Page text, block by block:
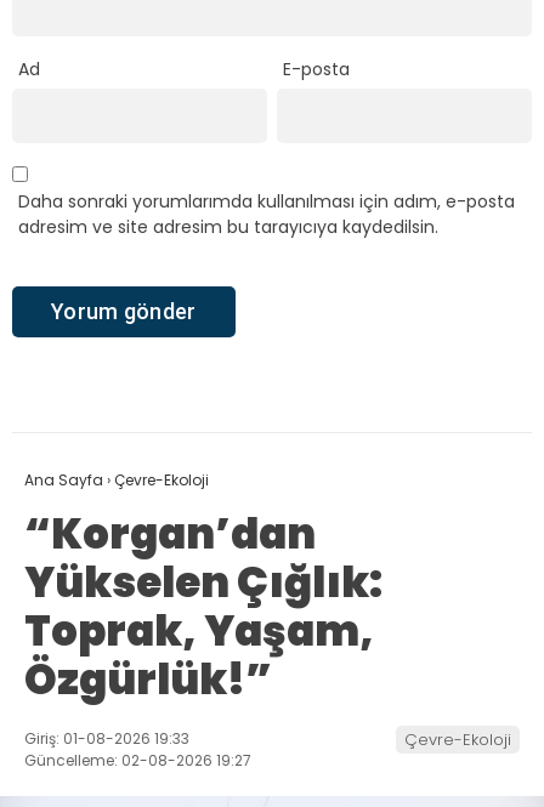
Ad E-posta
Daha sonraki yorumlarımda kullanılması için adım, e-posta
adresim ve site adresim bu tarayıcıya kaydedilsin.
Ana Sayfa ›Çevre-Ekoloji
“Korgan’dan
Yükselen Çığlık:
Toprak, Yaşam,
Özgürlük!”
Giriş: 01-08-2026 19:33
Güncelleme: 02-08-2026 19:27
Çevre-Ekoloji